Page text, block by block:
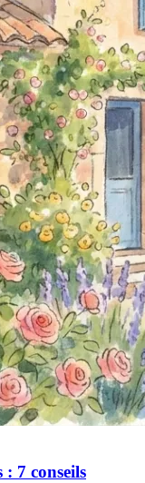
7 conseils